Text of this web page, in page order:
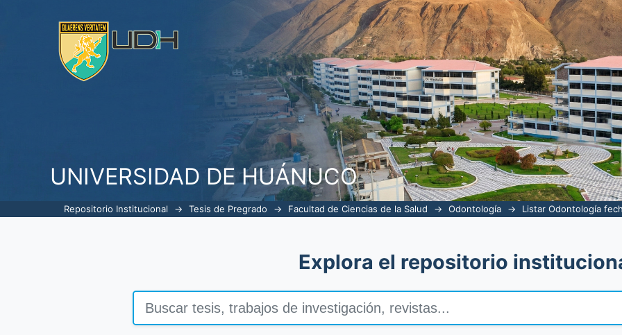
UNIVERSIDAD DE HUÁNUCO
Listar Odontología por fecha de publicación
Repositorio Institucional → Tesis de Pregrado → Facultad de Ciencias de la Salud → Odontología → Listar Odontología
Explora el repositorio